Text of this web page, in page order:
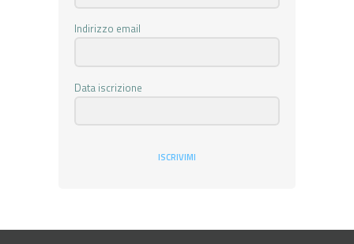
Indirizzo email
Data iscrizione
ISCRIVIMI